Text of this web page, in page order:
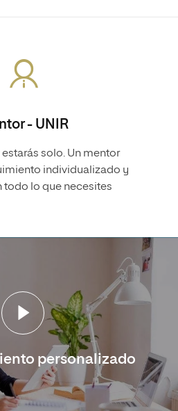
- UNIR
estarás solo. Un mentor
individualizado y
todo lo que necesites
personalizado